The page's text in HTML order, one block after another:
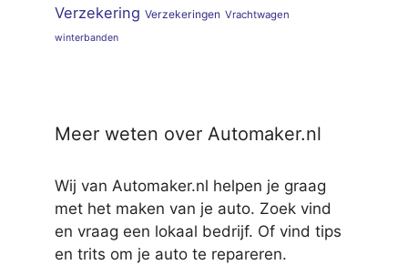
Verzekering Verzekeringen Vrachtwagen
winterbanden
Meer weten over Automaker.nl
Wij van Automaker.nl helpen je graag
met het maken van je auto. Zoek vind
en vraag een lokaal bedrijf. Of vind tips
en trits om je auto te repareren.